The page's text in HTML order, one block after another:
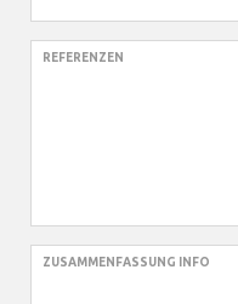
REFERENZEN
ZUSAMMENFASSUNG INFO